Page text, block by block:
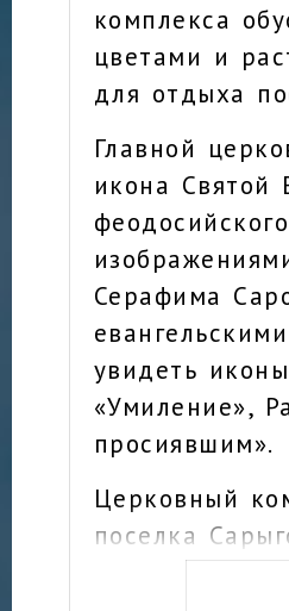
комплекса
цветами и
для отдыха
Главной
икона Святой
Серафима
увидеть
«Умиление»,
просиявшим».
Церковный
поселка
городской